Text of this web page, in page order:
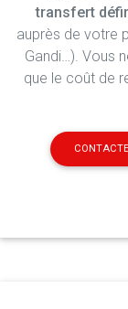
transfert
auprès de votre
Gandi…). Vous
que le coût de